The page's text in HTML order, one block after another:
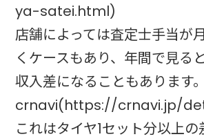
ya-satei.html)
店舗によっては査定士手当が
くケースもあり、年間で見る
収入差になることもあります。
crnavi(https://crnavi.jp/
これはタイヤ1セット分以上